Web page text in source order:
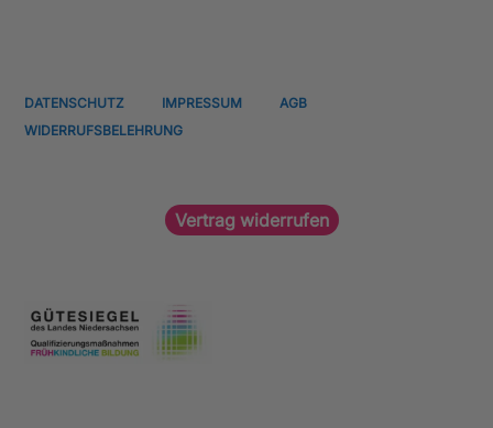
DATENSCHUTZ IMPRESSUM
AGB
WIDERRUFSBELEHRUNG
Vertrag widerrufen